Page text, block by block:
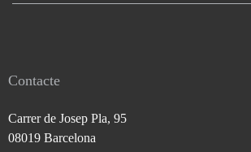
Contacte
Carrer de Josep Pla, 95
08019 Barcelona